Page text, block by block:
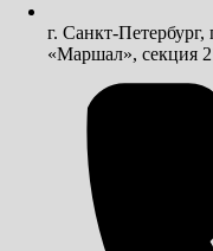
г. Санкт-
«Маршал», секция